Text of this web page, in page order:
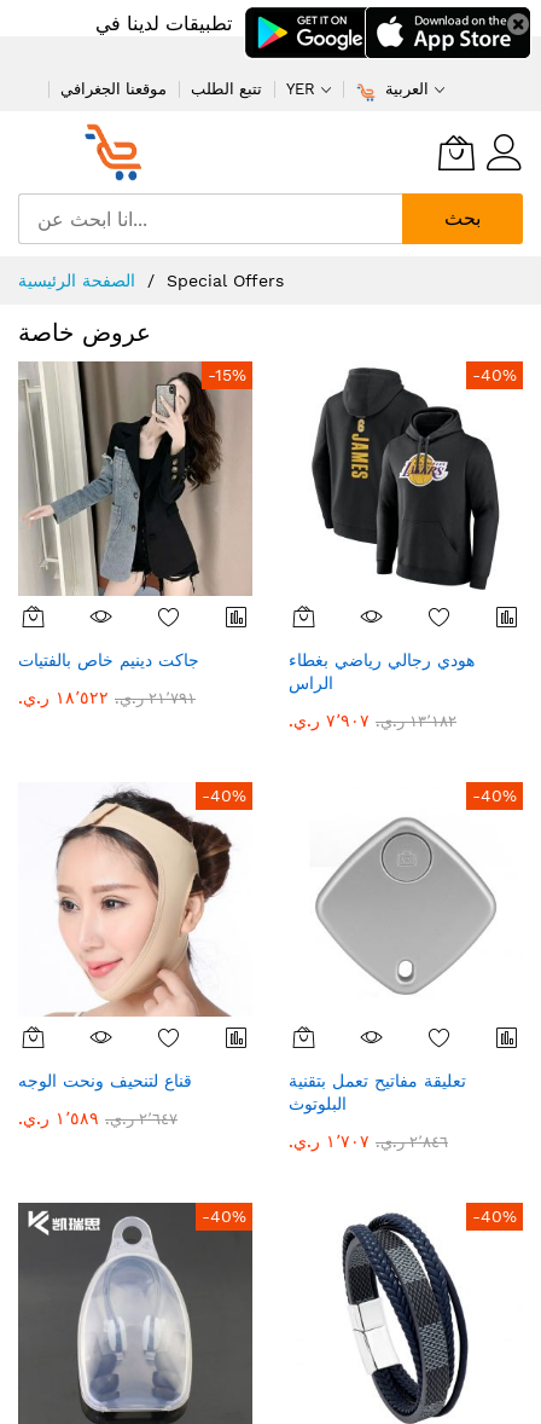
تطبيقات لدينا في
موقعنا الجغرافي تتبع الطلب YER العربية
بحث
إلى
المحتوى
Special Offers
عروض خاصة
-15%
جاكت دينيم خاص بالفتيات
١٨٬٥٢٢ ر.ي.‏
٢١٬٧٩١ ر.ي.‏
-40%
هودي رجالي رياضي بغطاء
الراس
٧٬٩٠٧ ر.ي.‏
١٣٬١٨٢ ر.ي.‏
-40%
قناع لتنحيف ونحت الوجه
١٬٥٨٩ ر.ي.‏
٢٬٦٤٧ ر.ي.‏
-40%
تعليقة مفاتيح تعمل بتقنية
البلوتوث
١٬٧٠٧ ر.ي.‏
٢٬٨٤٦ ر.ي.‏
-40% -40%